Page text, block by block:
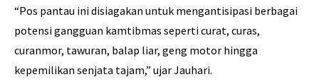
“Pos pantau ini disiagakan untuk mengantisipasi berbagai
potensi gangguan kamtibmas seperti curat, curas,
curanmor, tawuran, balap liar, geng motor hingga
kepemilikan senjata tajam,” ujar Jauhari.